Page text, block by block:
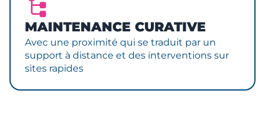
MAINTENANCE CURATIVE
Avec une proximité qui se traduit par un
support à distance et des interventions sur
sites rapides